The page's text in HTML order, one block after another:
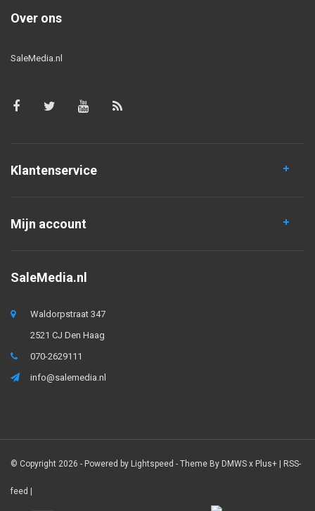
Over ons
SaleMedia.nl
Klantenservice
Mijn account
SaleMedia.nl
Waldorpstraat 347
2521 CJ Den Haag
070-2629111
info@salemedia.nl
© Copyright 2026 - Powered by Lightspeed - Theme By DMWS x Plus+ | RSS-
feed |